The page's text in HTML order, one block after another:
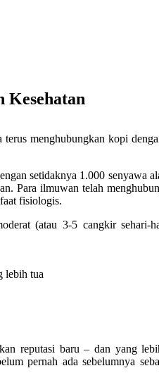
Kesehatan
menghubungkan kopi
setidaknya 1.000 senyawa
Para ilmuwan telah
fisiologis.
(atau 3-5 cangkir sehari-
lebih tua
reputasi baru – dan yang
pernah ada sebelumnya